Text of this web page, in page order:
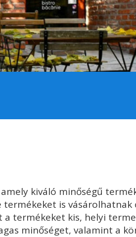
kiváló minőségű
is
termékeket kis, helyi
minőséget, valamint a